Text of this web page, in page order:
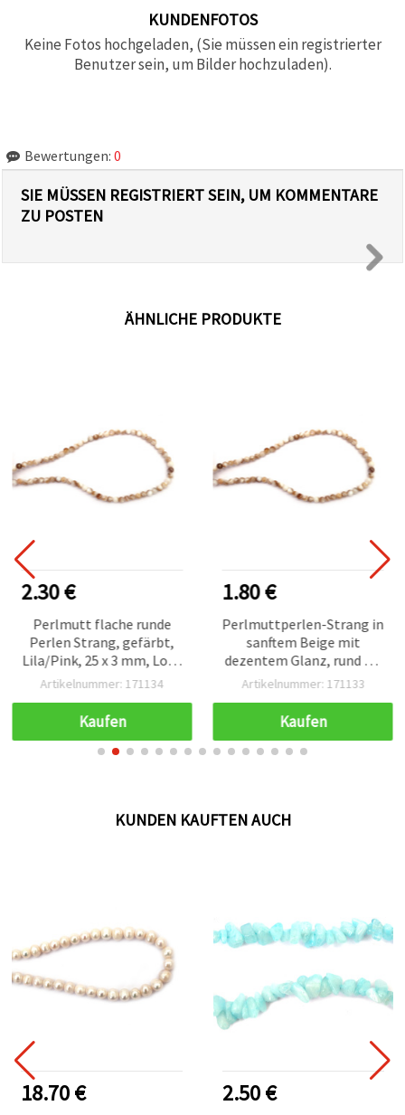
KUNDENFOTOS
Keine Fotos hochgeladen, (Sie müssen ein registrierter
Benutzer sein, um Bilder hochzuladen).
Bewertungen: 0
SIE MÜSSEN REGISTRIERT SEIN, UM KOMMENTARE
ZU POSTEN
ÄHNLICHE PRODUKTE
2.30 €
Perlmutt flache runde
Perlen Strang, gefärbt,
Lila/Pink, 25 x 3 mm, Loch
1 mm, ca. 16 Stück,
Schmuckzubehör DIY
Artikelnummer: 171134
Kaufen
1.80 €
Perlmuttperlen-Strang in
sanftem Beige mit
dezentem Glanz, rund – 4
mm, Loch – 1 mm, ca. 98
Artikelnummer: 171133
Kaufen
KUNDEN KAUFTEN AUCH
18.70 € 2.50 €